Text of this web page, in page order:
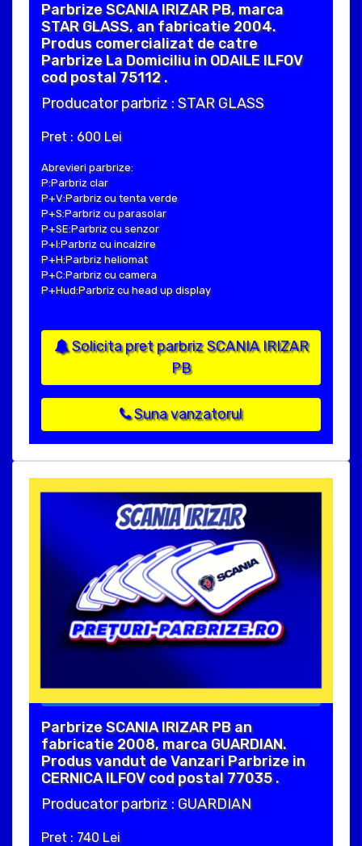
Parbrize SCANIA IRIZAR PB, marca
STAR GLASS, an fabricatie 2004.
Produs comercializat de catre
Parbrize La Domiciliu in ODAILE ILFOV
cod postal 75112 .
Producator parbriz : STAR GLASS
Pret : 600 Lei
Abrevieri parbrize:
P:Parbriz clar
P+V:Parbriz cu tenta verde
P+S:Parbriz cu parasolar
P+SE:Parbriz cu senzor
P+I:Parbriz cu incalzire
P+H:Parbriz heliomat
P+C:Parbriz cu camera
P+Hud:Parbriz cu head up display
Solicita pret parbriz SCANIA IRIZAR
PB
Suna vanzatorul
Parbrize SCANIA IRIZAR PB an
fabricatie 2008, marca GUARDIAN.
Produs vandut de Vanzari Parbrize in
CERNICA ILFOV cod postal 77035 .
Producator parbriz : GUARDIAN
Pret : 740 Lei